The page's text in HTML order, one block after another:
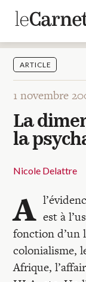
Articles
A la une
Adolescence
Dispositif
Enfance
Périnatalité
Psychanalyse
Soin
Dossiers
Blocs-notes
Recherches
ARTICLE
1 novembre
La
la
Nicole Delattre
A est à
fonction d’un
colonialisme,
Afrique,